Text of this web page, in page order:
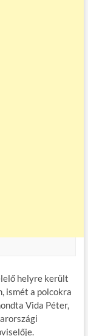
helyre került
ismét a polcokra
Vida Péter,